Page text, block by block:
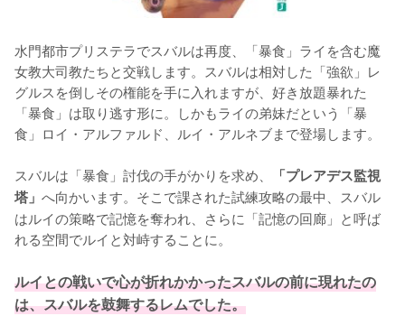
水門都市プリステラでスバルは再度、「暴食」ライを含む魔
女教大司教たちと交戦します。スバルは相対した「強欲」レ
グルスを倒しその権能を手に入れますが、好き放題暴れた
「暴食」は取り逃す形に。しかもライの弟妹だという「暴
食」ロイ・アルファルド、ルイ・アルネブまで登場します。
スバルは「暴食」討伐の手がかりを求め、
「プレアデス監視
塔」 へ向かいます。そこで課された試練攻略の最中、スバル
はルイの策略で記憶を奪われ、さらに「記憶の回廊」と呼ば
れる空間でルイと対峙することに。
ルイとの戦いで心が折れかかったスバルの前に現れたの
は、スバルを鼓舞するレムでした。